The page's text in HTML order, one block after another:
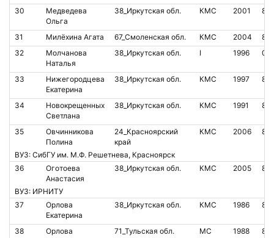
30
Медведева
Ольга
38_Иркутская обл. КМС 2001
31 Милёхина Агата 67_Смоленская обл. КМС 2004
32
Молчанова
Наталья
38_Иркутская обл. I 1996
33
Нижегородцева
Екатерина
38_Иркутская обл. КМС 1997
34
Новокрещенных
Светлана
38_Иркутская обл. КМС 1991
35
Овчинникова
Полина
24_Красноярский
край
КМС 2006
ВУЗ: СибГУ им. М.Ф. Решетнева, Красноярск
36
Оготоева
Анастасия
38_Иркутская обл. КМС 2005
ВУЗ: ИРНИТУ
37
Орлова
Екатерина
38_Иркутская обл. КМС 1986
38
Орлова
71_Тульская обл. МС 1988